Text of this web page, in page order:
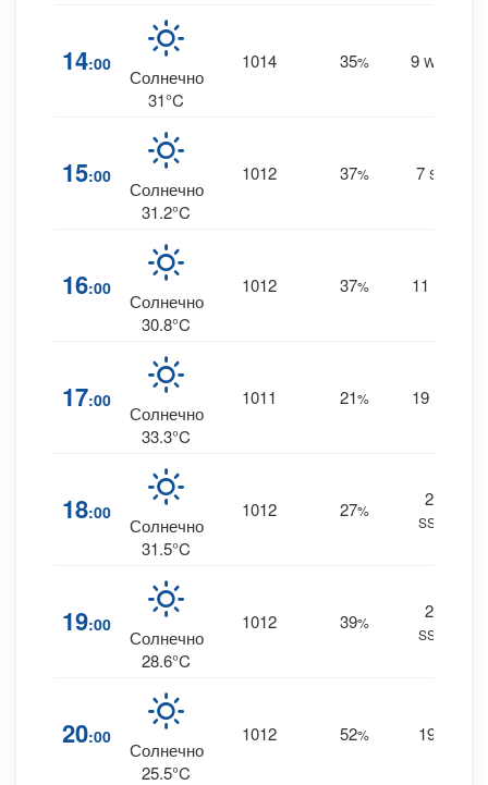
14:00
Солнечно
31°C
1014 35% 9 WSW
15:00
Солнечно
31.2°C
1012 37% 7 SW
16:00
Солнечно
30.8°C
1012 37% 11
17:00
Солнечно
33.3°C
1011 21% 19
18:00
Солнечно
31.5°C
1012 27%
26
SSW
19:00
Солнечно
28.6°C
1012 39%
24
SSW
20:00
Солнечно
25.5°C
1012 52% 19